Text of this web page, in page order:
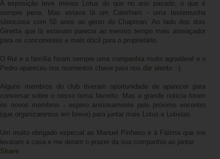
A exposição teve menos Lotus do que no ano pasado, o que é
sempre pena. Mas estava lá um Caterham - uma testemunha
silenciosa com 50 anos ao génio do Chapman. Ao lado dos dois
Ginetta que lá estavam parecia ao mesmo tempo mais ameaçador
para os concorrentes e mais dócil para o proprietário.
O Rui e a família foram sempre uma companhia muito agradável e o
Pedro apareceu nos momentos chave para nos dar alento :-)
Alguns membros do club tiveram oportunidade de aparecer para
conversar sobre o nosso tema favorito. Mas a grande noticia foram
os novos membros - espero ansiosamente pelo próximo encontro
(que organizaremos em breve) para juntar mais Lotus e Lotistas.
Um muito obrigado especial ao Manuel Pinheiro e à Fátima que me
levaram a casa e me deram o prazer da sua companhia ao jantar.
Share